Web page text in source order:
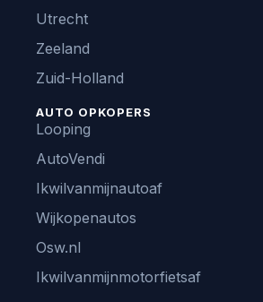
Utrecht
Zeeland
Zuid-Holland
AUTO OPKOPERS
Looping
AutoVendi
Ikwilvanmijnautoaf
Wijkopenautos
Osw.nl
Ikwilvanmijnmotorfietsaf